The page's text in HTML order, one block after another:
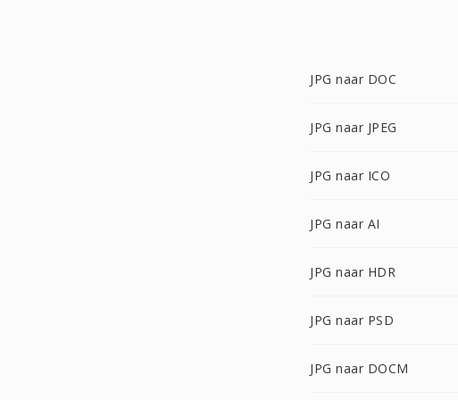
JPG naar DOC
JPG naar JPEG
JPG naar ICO
JPG naar AI
JPG naar HDR
JPG naar PSD
JPG naar DOCM